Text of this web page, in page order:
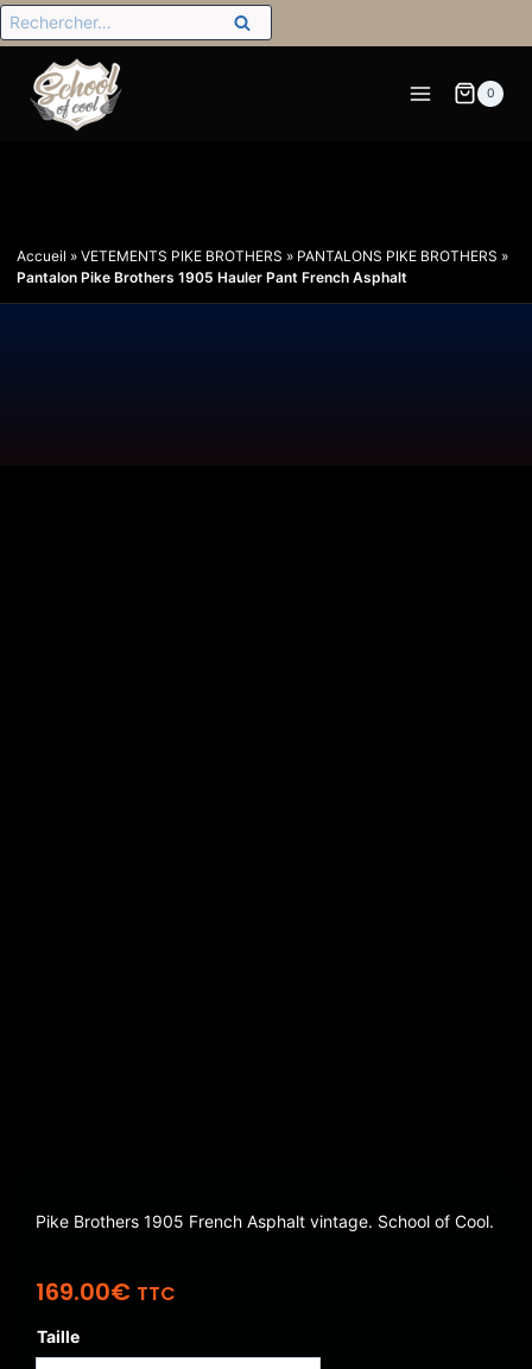
0
Accueil » VETEMENTS PIKE BROTHERS » PANTALONS PIKE BROTHERS »
Pantalon Pike Brothers 1905 Hauler Pant French Asphalt
Pike Brothers 1905 French Asphalt vintage. School of Cool.
169.00€ TTC
Taille